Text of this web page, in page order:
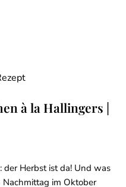
à la Hallingers |
der Herbst ist da! Und was
im Oktober